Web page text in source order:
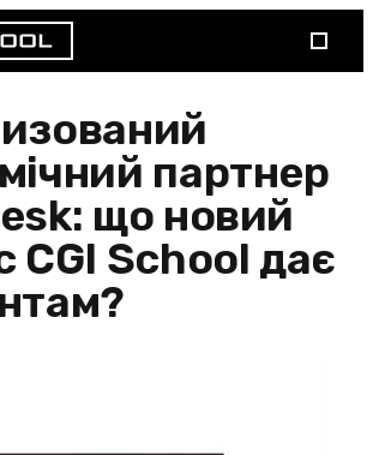
партнер
що новий
CGI School дає